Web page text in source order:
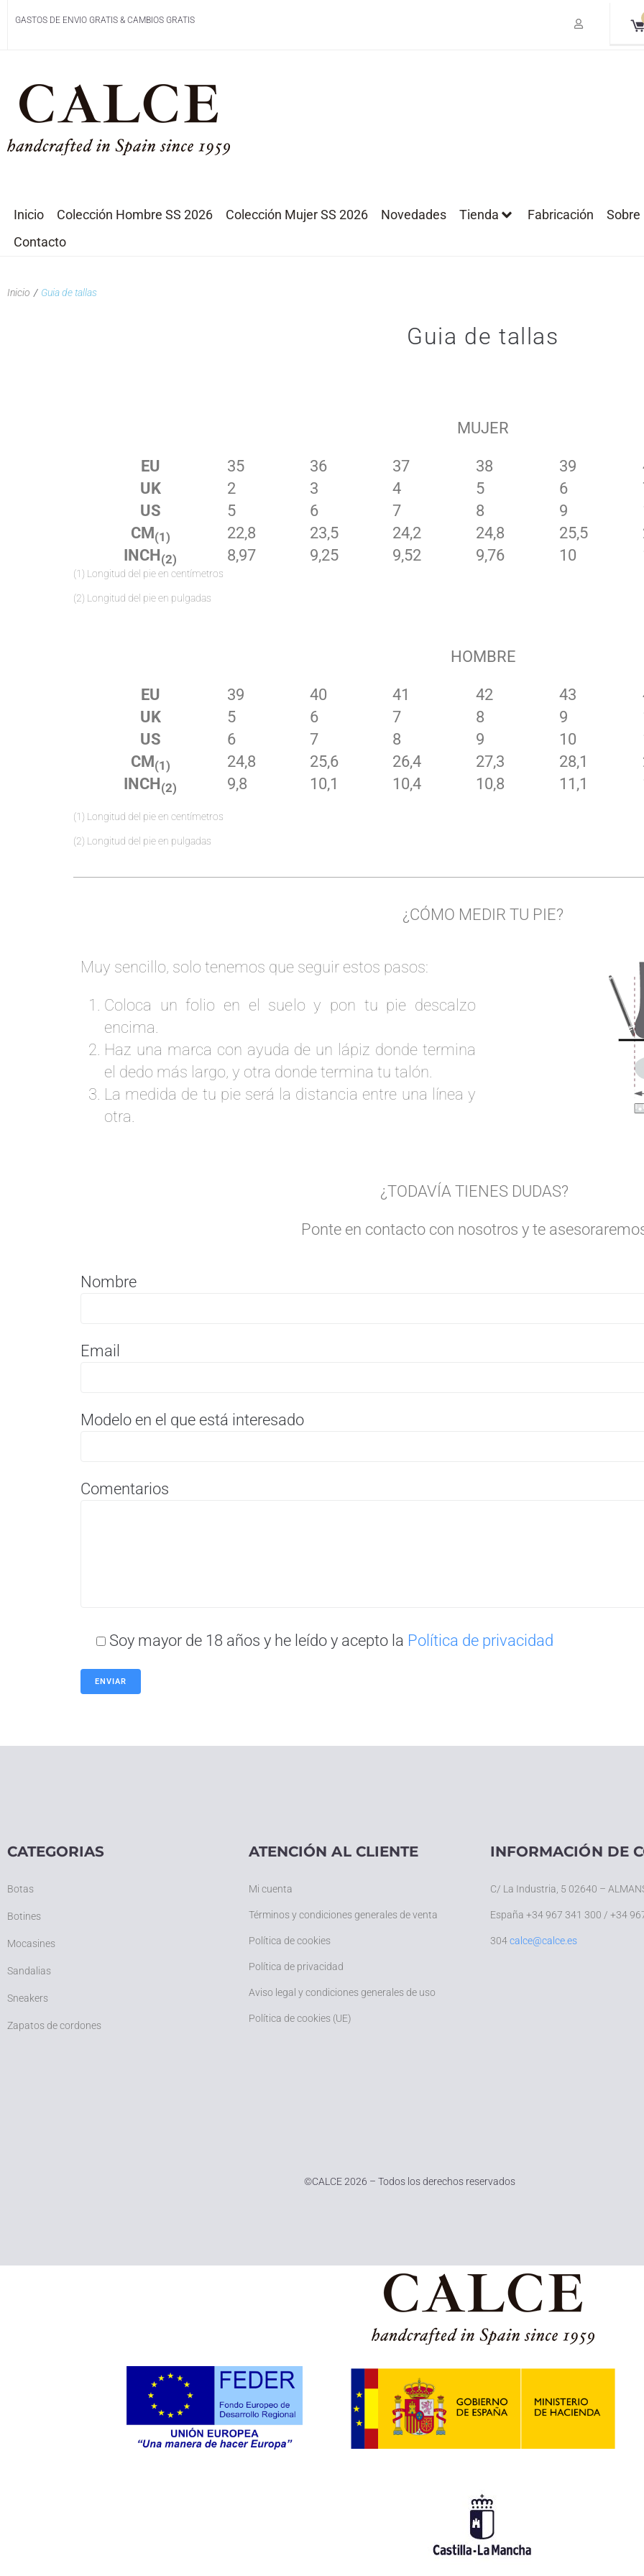
GASTOS DE ENVIO GRATIS & CAMBIOS GRATIS
Inicio Colección Hombre SS 2026 Colección Mujer SS 2026 Novedades Tienda Fabricación
Sobre
Contacto
Inicio / Guia de tallas
Guia de tallas
MUJER
EU 35 36 37 38 39
UK
2 3 4 5 6
US
5 6 7 8 9
CM(1) 22,8 23,5 24,2 24,8 25,5
INCH(2) 8,97 9,25 9,52 9,76 10
(1) Longitud del pie en centímetros
(2) Longitud del pie en pulgadas
HOMBRE
EU 39 40 41 42 43
UK
5 6 7 8 9
US
6 7 8 9 10
CM(1) 24,8 25,6 26,4 27,3 28,1
INCH(2) 9,8 10,1 10,4 10,8 11,1
(1) Longitud del pie en centímetros
(2) Longitud del pie en pulgadas
¿CÓMO MEDIR TU PIE?
Muy sencillo, solo tenemos que seguir estos pasos:
Coloca un folio en el suelo y pon tu pie descalzo
encima.
Haz una marca con ayuda de un lápiz donde termina
el dedo más largo, y otra donde termina tu talón.
La medida de tu pie será la distancia entre una línea y
otra.
¿TODAVÍA TIENES DUDAS?
Ponte en contacto con nosotros y te
Nombre
Email
Modelo en el que está interesado
Comentarios
Soy mayor de 18 años y he leído y acepto la Política de privacidad
CATEGORIAS
Botas
Botines
Mocasines
Sandalias
Sneakers
Zapatos de cordones
ATENCIÓN AL CLIENTE
Mi cuenta
Términos y condiciones generales de venta
Política de cookies
Política de privacidad
Aviso legal y condiciones generales de uso
Política de cookies (UE)
INFORMACIÓN DE
C/ La Industria, 5 02640 –
España +34 967 341 300 / +34
304calce@calce.es
©CALCE 2026 – Todos los derechos reservados